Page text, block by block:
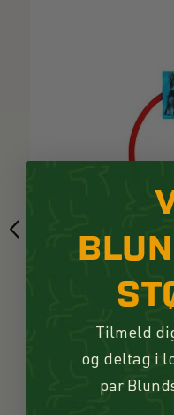
Ozami Flash Led
89,00 DKK
Tilmeld
og deltag i
par